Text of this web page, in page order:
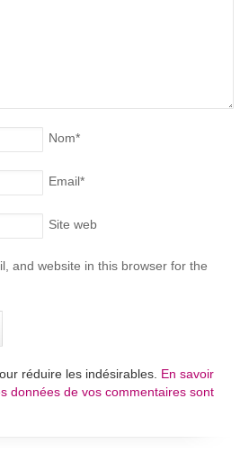
Nom*
Email*
Site web
and website in this browser for the
réduire les indésirables. En savoir
données de vos commentaires sont